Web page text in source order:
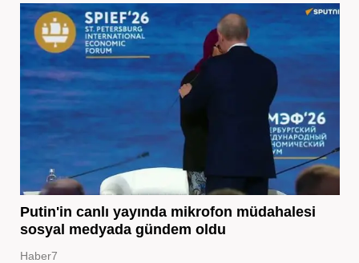
Putin'in canlı yayında mikrofon müdahalesi
sosyal medyada gündem oldu
Haber7